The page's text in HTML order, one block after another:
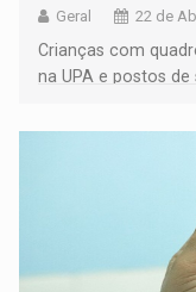
Geral 22 de
Crianças com
na UPA e postos